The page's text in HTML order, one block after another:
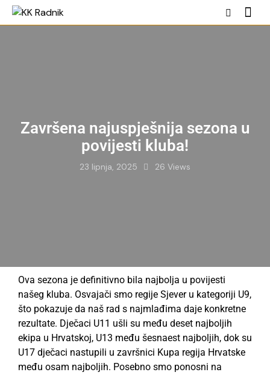
Završena najuspješnija sezona u
povijesti kluba!
23 lipnja, 2025 26 Views
Ova sezona je definitivno bila najbolja u povijesti
našeg kluba. Osvajači smo regije Sjever u kategoriji U9,
što pokazuje da naš rad s najmlađima daje konkretne
rezultate. Dječaci U11 ušli su među deset najboljih
ekipa u Hrvatskoj, U13 među šesnaest najboljih, dok su
U17 dječaci nastupili u završnici Kupa regija Hrvatske
među osam najboljih. Posebno smo ponosni na